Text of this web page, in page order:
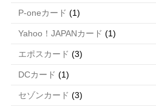
P-oneカード (1)
Yahoo！JAPANカード (1)
エポスカード (3)
DCカード (1)
セゾンカード (3)